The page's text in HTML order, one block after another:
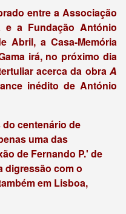
entre a Associação
e a Fundação António
Abril, a Casa-Memória
irá, no próximo dia
acerca da obraA
inédito de António
centenário de
uma das
de Fernando P.' de
digressão com o
em Lisboa,